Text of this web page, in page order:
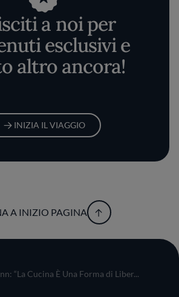
a noi per
esclusivi e
altro ancora!
INIZIA IL VIAGGIO
A INIZIO PAGINA
“La Cucina È Una Forma di Liber...